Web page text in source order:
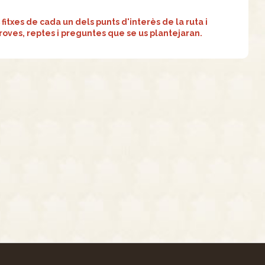
de cada un dels punts d'interès de la ruta i
reptes i preguntes que se us plantejaran.